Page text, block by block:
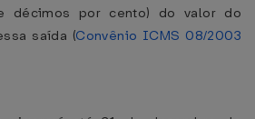
décimos por cento) do valor do
saída (Convênio ICMS 08/2003